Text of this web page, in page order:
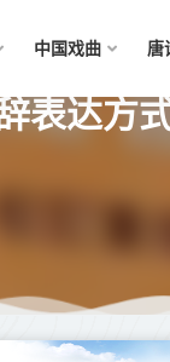
中国戏曲 唐
表达方